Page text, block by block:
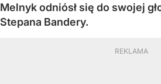
Melnyk odniósł się do swojej
Stepana Bandery.